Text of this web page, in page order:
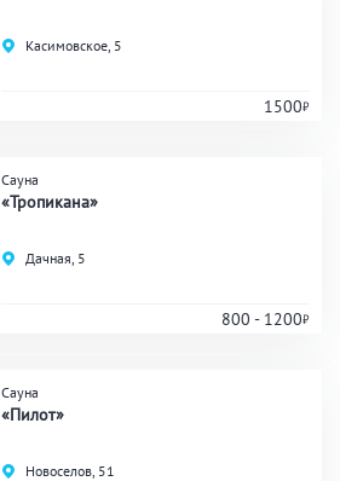
Касимовское, 5
1500
Сауна
«Тропикана»
Дачная, 5
800 - 1200
Сауна
«Пилот»
Новоселов, 51